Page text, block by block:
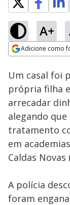
A+
Adicione como
Ativar
Loaded
27.57%
Um casal foi
própria filha
arrecadar
alegando
tratamento
em
Caldas Novas
A polícia
foram